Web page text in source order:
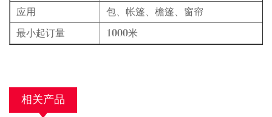
应用
包、帐篷、檐篷、窗帘
最小起订量
1000米
相关产品